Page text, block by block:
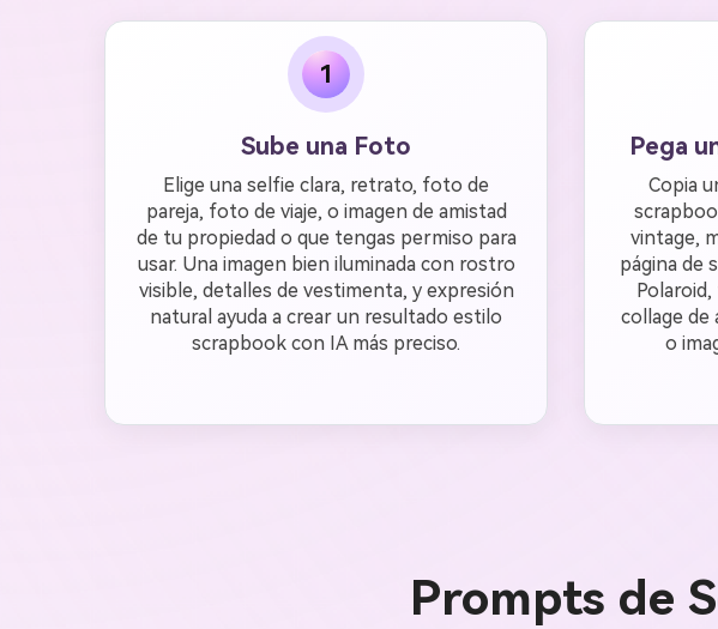
1
Sube una Foto
Elige una selfie clara, retrato, foto de
pareja, foto de viaje, o imagen de amistad
de tu propiedad o que tengas permiso para
usar. Una imagen bien iluminada con rostro
visible, detalles de vestimenta, y expresión
natural ayuda a crear un resultado estilo
scrapbook con IA más preciso.
Pega
Copia
vintage,
página de
collage de
o
Prompts de